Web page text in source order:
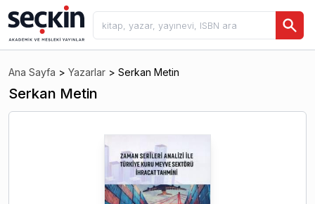
Ana Sayfa > Yazarlar > Serkan Metin
Serkan Metin